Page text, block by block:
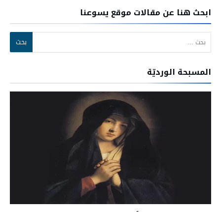
ابحث هنا عن مقالات موقع يسوعنا
البحث عن:
المسبحة الورديّة